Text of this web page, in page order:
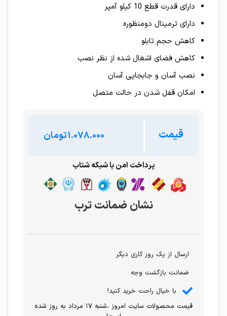
دارای قدرت قطع 10 کیلو آمپر
دارای ترمینال دومنظوره
کاهش حجم تابلو
کاهش فضای اشغال شده از نظر نصب
نصب آسان و جابجایی آسان
امکان قفل شدن در حالت متصل
قیمت تومان
پرداخت امن با شبکه شتاب
نشان ضمانت ترب
ارسال از یک روز کاری دیگر
ضمانت بازگشت وجه
با خیال راحت خرید کنید!
قیمت محصولات سایت امروز ،شنبه ۱۷ مرداد به روز شده